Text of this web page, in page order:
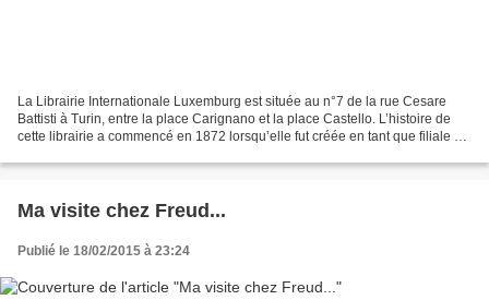
La Librairie Internationale Luxemburg est située au n°7 de la rue Cesare
Battisti à Turin, entre la place Carignano et la place Castello. L’histoire de
cette librairie a commencé en 1872 lorsqu’elle fut créée en tant que filiale de
Ma visite chez Freud...
Publié le 18/02/2015 à 23:24